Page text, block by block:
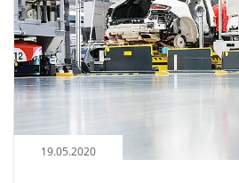
19.05.2020